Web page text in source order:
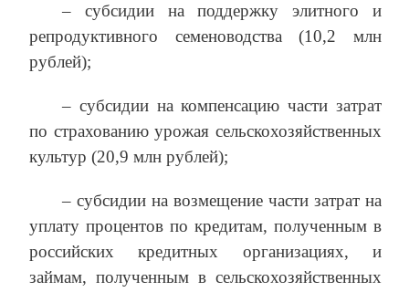
– субсидии на поддержку элитного и
репродуктивного семеноводства (10,2 млн
рублей);
– субсидии на компенсацию части затрат
по страхованию урожая сельскохозяйственных
культур (20,9 млн рублей);
– субсидии на возмещение части затрат на
уплату процентов по кредитам, полученным в
российских кредитных организациях, и
займам, полученным в сельскохозяйственных